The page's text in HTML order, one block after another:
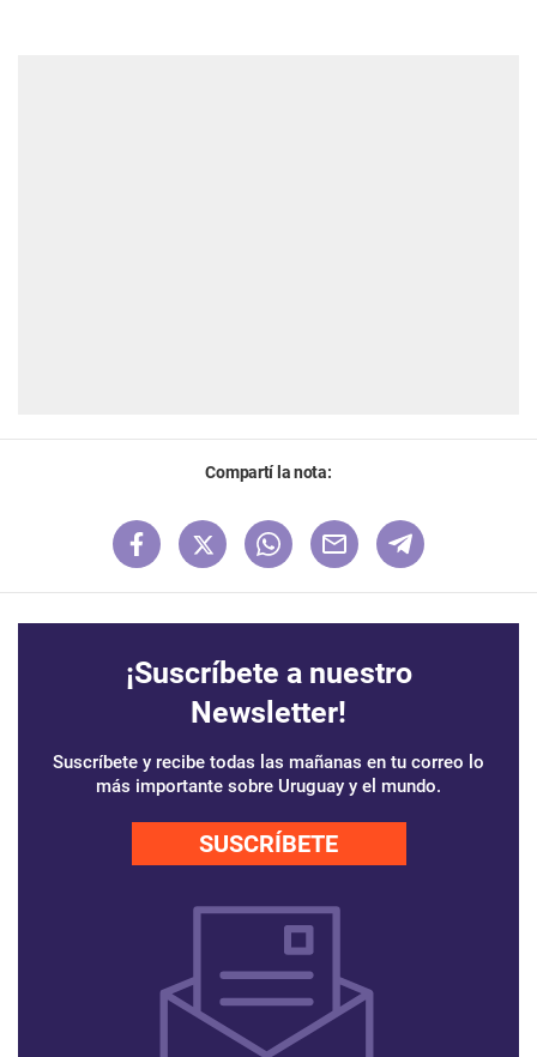
Compartí la nota:
¡Suscríbete a nuestro
Newsletter!
Suscríbete y recibe todas las mañanas en tu correo lo
más importante sobre Uruguay y el mundo.
SUSCRÍBETE